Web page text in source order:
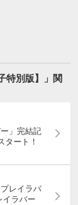
特別版】」関
」完結記
タート！
レイラバ
イラバー